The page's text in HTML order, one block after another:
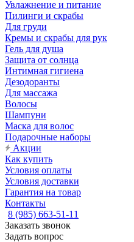
Увлажнение и питание
Пилинги и скрабы
Для груди
Кремы и скрабы для рук
Гель для душа
Защита от солнца
Интимная гигиена
Дезодоранты
Для массажа
Волосы
Шампуни
Маска для волос
Подарочные наборы
Акции
Как купить
Условия оплаты
Условия доставки
Гарантия на товар
Контакты
8 (985) 663-51-11
Заказать звонок
Задать вопрос